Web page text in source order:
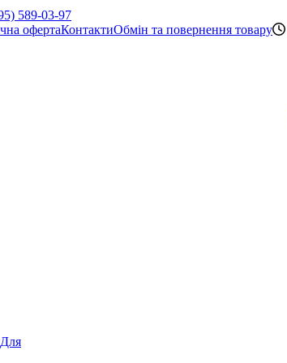
589-03-97
офертаКонтактиОбмін та повернення товару
Для